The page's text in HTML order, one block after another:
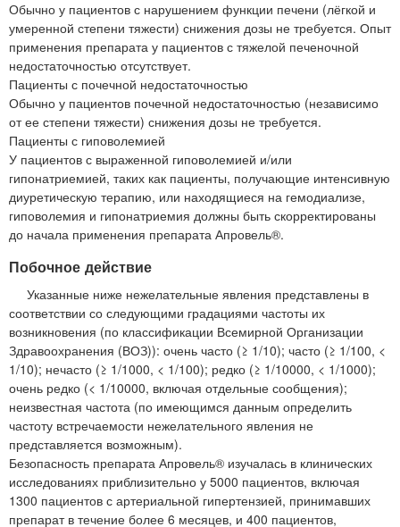
Обычно у пациентов с нарушением функции печени (лёгкой и
умеренной степени тяжести) снижения дозы не требуется. Опыт
применения препарата у пациентов с тяжелой печеночной
недостаточностью отсутствует.
Пациенты с почечной недостаточностью
Обычно у пациентов почечной недостаточностью (независимо
от ее степени тяжести) снижения дозы не требуется.
Пациенты с гиповолемией
У пациентов с выраженной гиповолемией и/или
гипонатриемией, таких как пациенты, получающие интенсивную
диуретическую терапию, или находящиеся на гемодиализе,
гиповолемия и гипонатриемия должны быть скорректированы
до начала применения препарата Апровель®.
Побочное действие
Указанные ниже нежелательные явления представлены в
соответствии со следующими градациями частоты их
возникновения (по классификации Всемирной Организации
Здравоохранения (ВОЗ)): очень часто (≥ 1/10); часто (≥ 1/100, <
1/10); нечасто (≥ 1/1000, < 1/100); редко (≥ 1/10000, < 1/1000);
очень редко (< 1/10000, включая отдельные сообщения);
неизвестная частота (по имеющимся данным определить
частоту встречаемости нежелательного явления не
представляется возможным).
Безопасность препарата Апровель® изучалась в клинических
исследованиях приблизительно у 5000 пациентов, включая
1300 пациентов с артериальной гипертензией, принимавших
препарат в течение более 6 месяцев, и 400 пациентов,